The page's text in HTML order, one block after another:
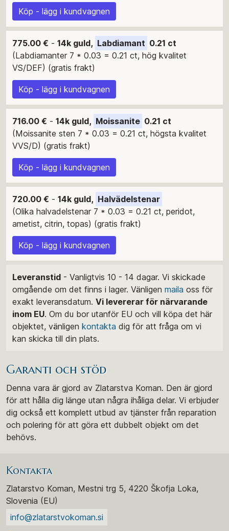
Köp - lägg i kundvagnen
775.00 € - 14k guld, Labdiamant 0.21 ct
(Labdiamanter 7 * 0.03 = 0.21 ct, hög kvalitet
VS/DEF) (gratis frakt)
Köp - lägg i kundvagnen
716.00 € - 14k guld, Moissanite 0.21 ct
(Moissanite sten 7 * 0.03 = 0.21 ct, högsta kvalitet
VVS/D) (gratis frakt)
Köp - lägg i kundvagnen
720.00 € - 14k guld, Halvädelstenar
(Olika halvadelstenar 7 * 0.03 = 0.21 ct, peridot,
ametist, citrin, topas) (gratis frakt)
Köp - lägg i kundvagnen
Leveranstid - Vanligtvis 10 - 14 dagar. Vi skickade
omgående om det finns i lager. Vänligen maila oss för
exakt leveransdatum. Vi levererar för närvarande
inom EU. Om du bor utanför EU och vill köpa det här
objektet, vänligen kontakta dig för att fråga om vi
kan skicka till din plats.
Garanti och stöd
Denna vara är gjord av Zlatarstva Koman. Den är gjord
för att hålla dig länge utan några ihåliga delar. Vi erbjuder
dig också ett komplett utbud av tjänster från reparation
och polering för att göra ett dubbelt objekt om det
behövs.
Kontakta
Zlatarstvo Koman, Mestni trg 5, 4220 Škofja Loka,
Slovenia (EU)
info@zlatarstvokoman.si